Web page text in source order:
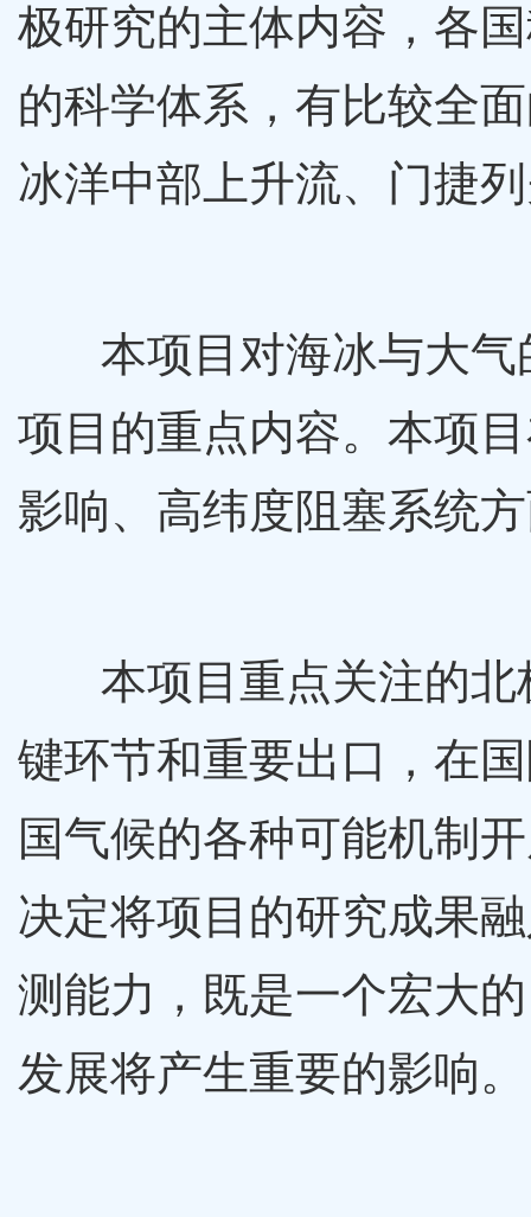
极研究的主体内容，各
的科学体系，有比较全
冰洋中部上升流、门捷
本项目对海冰与大
项目的重点内容。本项
影响、高纬度阻塞系统
本项目重点关注的
键环节和重要出口，在
国气候的各种可能机制
决定将项目的研究成果
测能力，既是一个宏大
发展将产生重要的影响。